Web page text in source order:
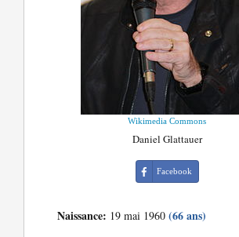
Wikimedia Commons
Daniel Glattauer
Facebook
Naissance: 19 mai 1960(66 ans)